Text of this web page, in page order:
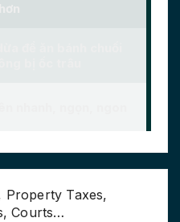
Property Taxes,
Courts…